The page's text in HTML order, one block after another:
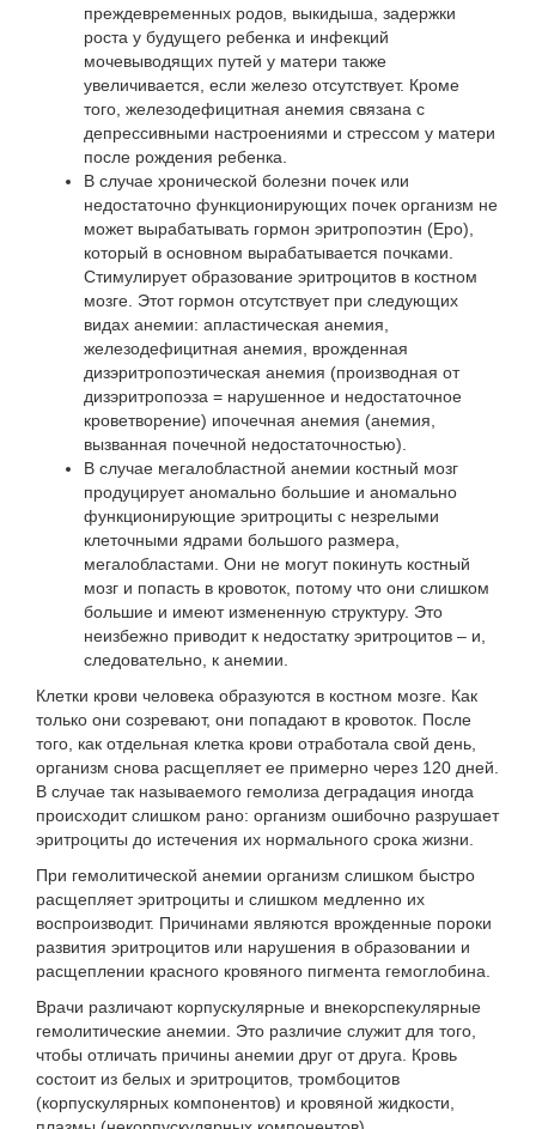
преждевременных родов, выкидыша, задержки
роста у будущего ребенка и инфекций
мочевыводящих путей у матери также
увеличивается, если железо отсутствует. Кроме
того, железодефицитная анемия связана с
депрессивными настроениями и стрессом у матери
после рождения ребенка.
В случае хронической болезни почек или
недостаточно функционирующих почек организм не
может вырабатывать гормон эритропоэтин (Epo),
который в основном вырабатывается почками.
Стимулирует образование эритроцитов в костном
мозге. Этот гормон отсутствует при следующих
видах анемии: апластическая анемия,
железодефицитная анемия, врожденная
дизэритропоэтическая анемия (производная от
дизэритропоэза = нарушенное и недостаточное
кроветворение) ипочечная анемия (анемия,
вызванная почечной недостаточностью).
В случае мегалобластной анемии костный мозг
продуцирует аномально большие и аномально
функционирующие эритроциты с незрелыми
клеточными ядрами большого размера,
мегалобластами. Они не могут покинуть костный
мозг и попасть в кровоток, потому что они слишком
большие и имеют измененную структуру. Это
неизбежно приводит к недостатку эритроцитов – и,
следовательно, к анемии.
Клетки крови человека образуются в костном мозге. Как
только они созревают, они попадают в кровоток. После
того, как отдельная клетка крови отработала свой день,
организм снова расщепляет ее примерно через 120 дней.
В случае так называемого гемолиза деградация иногда
происходит слишком рано: организм ошибочно разрушает
эритроциты до истечения их нормального срока жизни.
При гемолитической анемии организм слишком быстро
расщепляет эритроциты и слишком медленно их
воспроизводит. Причинами являются врожденные пороки
развития эритроцитов или нарушения в образовании и
расщеплении красного кровяного пигмента гемоглобина.
Врачи различают корпускулярные и внекорспекулярные
гемолитические анемии. Это различие служит для того,
чтобы отличать причины анемии друг от друга. Кровь
состоит из белых и эритроцитов, тромбоцитов
(корпускулярных компонентов) и кровяной жидкости,